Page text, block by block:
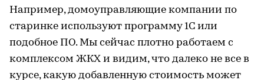
Например, домоуправляющие компании по
старинке используют программу 1С или
подобное ПО. Мы сейчас плотно работаем с
комплексом ЖКХ и видим, что далеко не все в
курсе, какую добавленную стоимость может